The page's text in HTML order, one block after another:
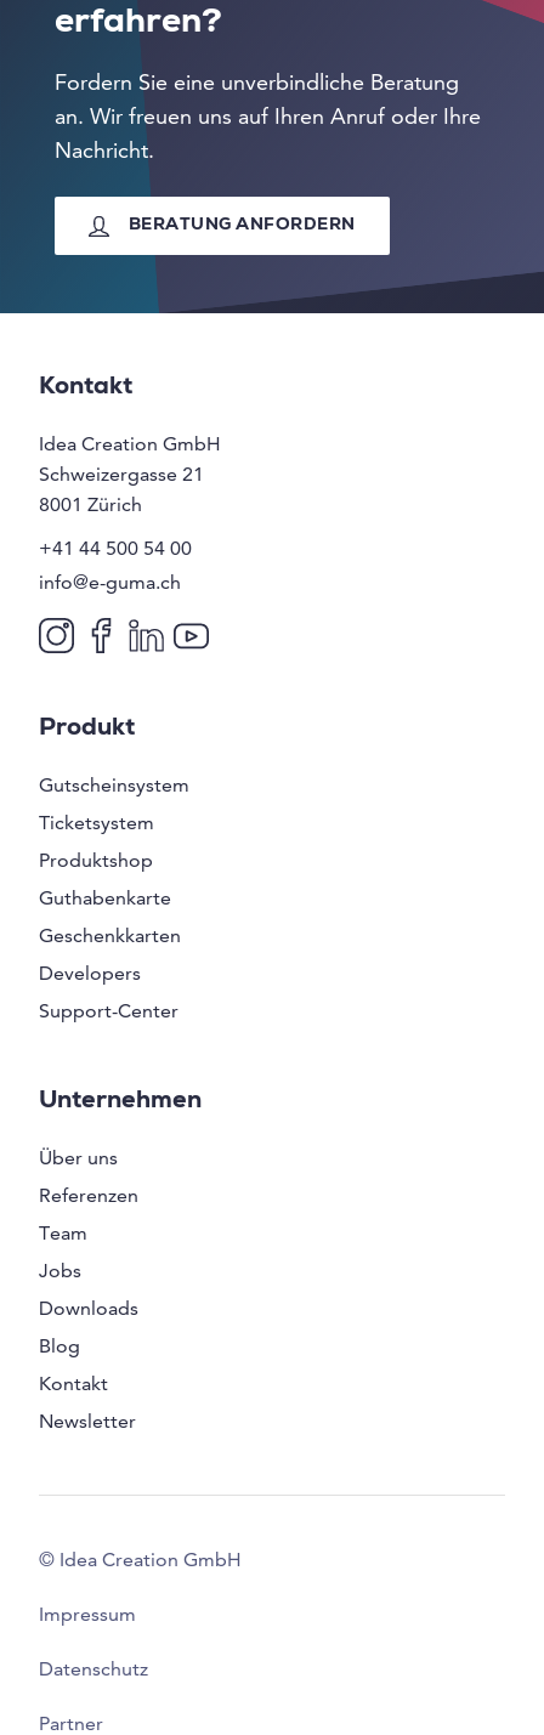
erfahren?
Fordern Sie eine unverbindliche Beratung
an. Wir freuen uns auf Ihren Anruf oder Ihre
Nachricht.
BERATUNG ANFORDERN
Kontakt
Idea Creation GmbH
Schweizergasse 21
8001 Zürich
+41 44 500 54 00
info@e-guma.ch
Produkt
Gutscheinsystem
Ticketsystem
Produktshop
Guthabenkarte
Geschenkkarten
Developers
Support-Center
Unternehmen
Über uns
Referenzen
Team
Jobs
Downloads
Blog
Kontakt
Newsletter
© Idea Creation GmbH
Impressum
Datenschutz
Partner